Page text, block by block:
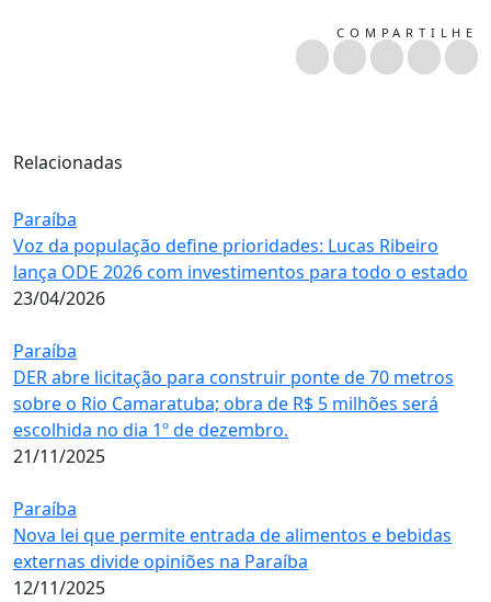
COMPARTILHE
Relacionadas
Paraíba
Voz da população define prioridades: Lucas Ribeiro
lança ODE 2026 com investimentos para todo o estado
23/04/2026
Paraíba
DER abre licitação para construir ponte de 70 metros
sobre o Rio Camaratuba; obra de R$ 5 milhões será
escolhida no dia 1º de dezembro.
21/11/2025
Paraíba
Nova lei que permite entrada de alimentos e bebidas
externas divide opiniões na Paraíba
12/11/2025